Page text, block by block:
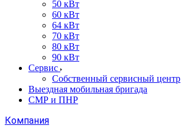
50 кВт
60 кВт
64 кВт
70 кВт
80 кВт
90 кВт
Сервис
Собственный сервисный центр
Выездная мобильная бригада
СМР и ПНР
Компания